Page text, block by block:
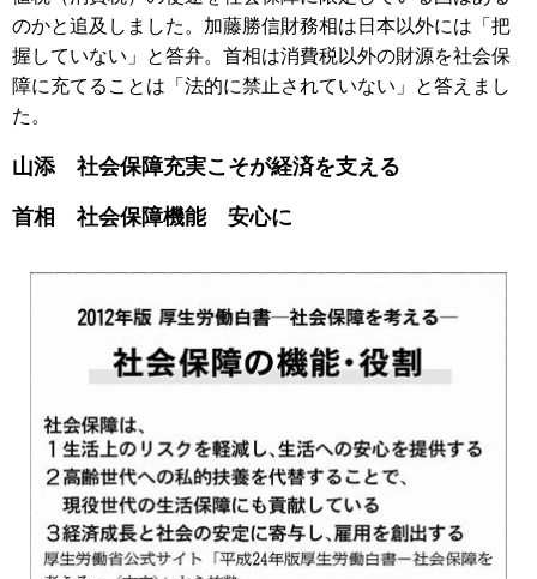
のかと追及しました。加藤勝信財務相は日本以外には「把
握していない」と答弁。首相は消費税以外の財源を社会保
障に充てることは「法的に禁止されていない」と答えまし
た。
山添 社会保障充実こそが経済を支える
首相 社会保障機能 安心に